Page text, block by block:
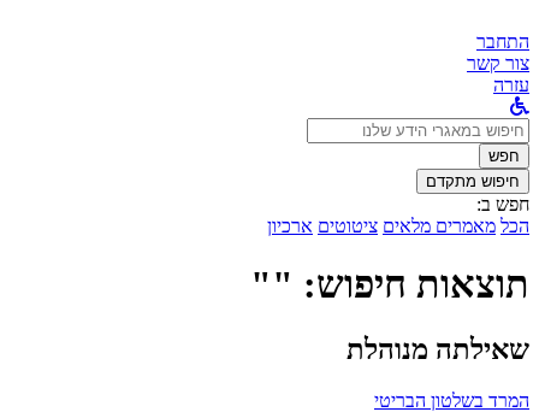
התחבר
צור קשר
עזרה
לחפש
ב:חפש
חיפוש מתקדם
חפש ב:
הכל מאמרים מלאים ציטוטים ארכיון
תוצאות חיפוש: ""
שאילתה מנוהלת
המרד בשלטון הבריטי